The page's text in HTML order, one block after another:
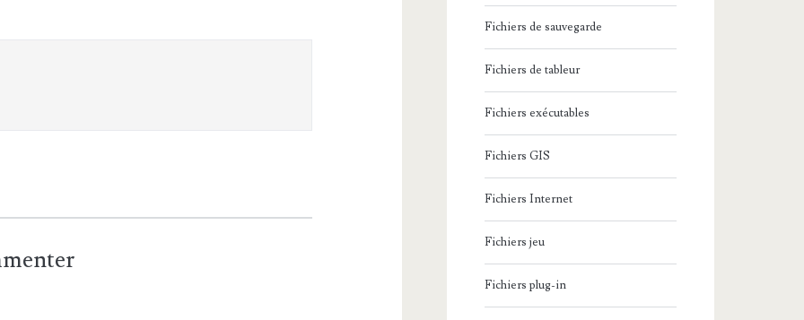
Fichiers de sauvegarde
Fichiers de tableur
Fichiers exécutables
Fichiers GIS
Fichiers Internet
Fichiers jeu
Fichiers plug-in